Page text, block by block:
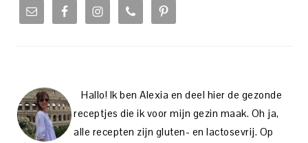
SIDEBAR
Hallo! Ik ben Alexia en deel hier de gezonde
receptjes die ik voor mijn gezin maak. Oh ja,
alle recepten zijn gluten- en lactosevrij. Op